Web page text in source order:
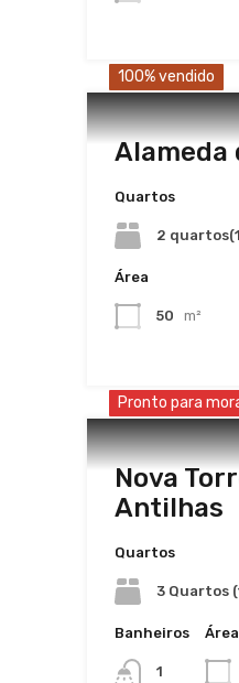
100% vendido
Alameda
Quartos
2
Área
50 m²
Pronto para
Nova
Antilhas
Quartos
3 Quartos
Banheiros
1
Área